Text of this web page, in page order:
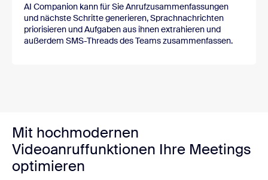
AI Companion kann für Sie Anrufzusammenfassungen
und nächste Schritte generieren, Sprachnachrichten
priorisieren und Aufgaben aus ihnen extrahieren und
außerdem SMS-Threads des Teams zusammenfassen.
Mit hochmodernen
Videoanruffunktionen Ihre Meetings
optimieren